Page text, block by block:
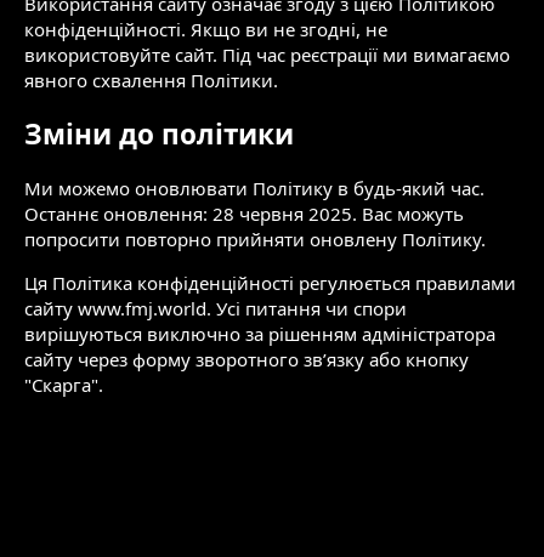
конфіденційності. Якщо ви не згодні, не
використовуйте сайт. Під час реєстрації ми вимагаємо
явного схвалення Політики.
Зміни до політики
Ми можемо оновлювати Політику в будь-який час.
Останнє оновлення: 28 червня 2025. Вас можуть
попросити повторно прийняти оновлену Політику.
Ця Політика конфіденційності регулюється правилами
сайту www.fmj.world. Усі питання чи спори
вирішуються виключно за рішенням адміністратора
сайту через форму зворотного зв’язку або кнопку
"Скарга".